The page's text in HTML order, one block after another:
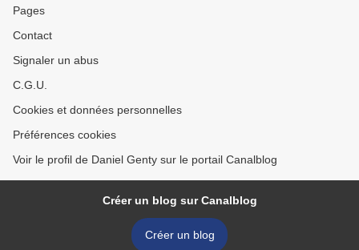
Pages
Contact
Signaler un abus
C.G.U.
Cookies et données personnelles
Préférences cookies
Voir le profil de Daniel Genty sur le portail Canalblog
Créer un blog sur Canalblog
Créer un blog